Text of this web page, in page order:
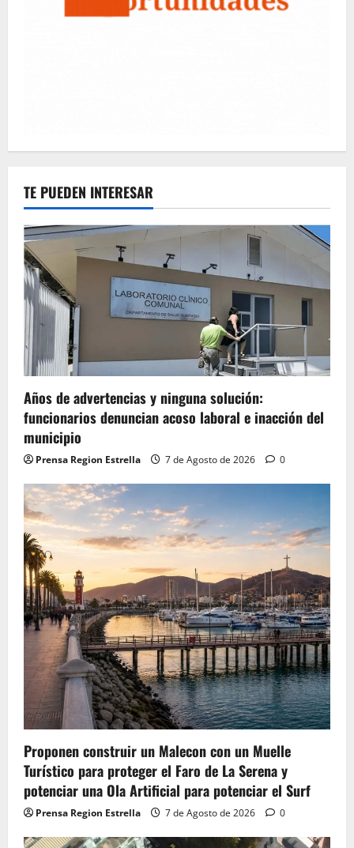
TE PUEDEN INTERESAR
Años de advertencias y ninguna solución:
funcionarios denuncian acoso laboral e inacción del
municipio
Prensa Region Estrella 7 de Agosto de 2026 0
Proponen construir un Malecon con un Muelle
Turístico para proteger el Faro de La Serena y
potenciar una Ola Artificial para potenciar el Surf
Prensa Region Estrella 7 de Agosto de 2026 0